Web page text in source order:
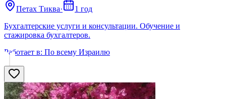
Петах Тиква·
1 год
Бухгалтерские услуги и консультации. Обучение и
стажировка бухгалтеров.
Работает в: По всему Израилю